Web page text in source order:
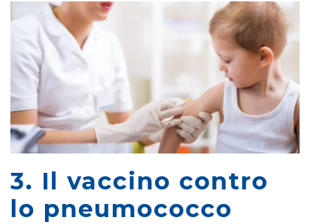
3. Il vaccino contro
lo pneumococco